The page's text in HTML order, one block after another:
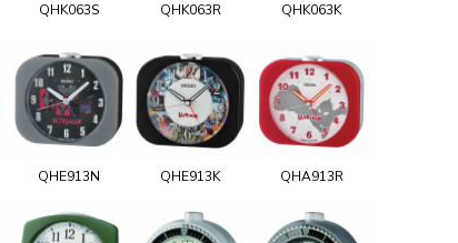
QHK063S QHK063R QHK063K
QHE913N QHE913K QHA913R